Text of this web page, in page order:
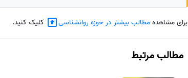
برای مشاهدهمطالب بیشتر در حوزه روانشناسی کلیک کنید.
مطالب مرتبط